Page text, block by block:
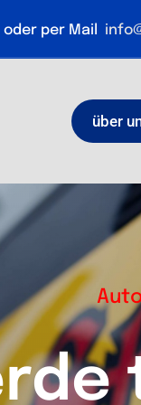
per Mail
über